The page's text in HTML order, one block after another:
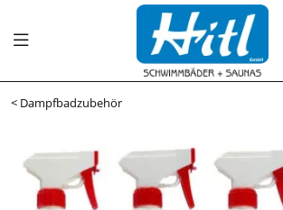
< Dampfbadzubehör